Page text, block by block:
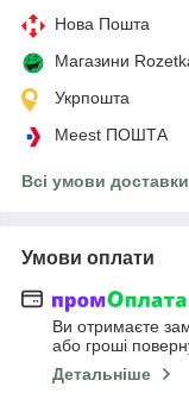
Нова Пошта
Магазини
Укрпошта
Meest ПОШТА
Всі умови доставки
Умови оплати
Ви отримаєте
або гроші
Детальніше